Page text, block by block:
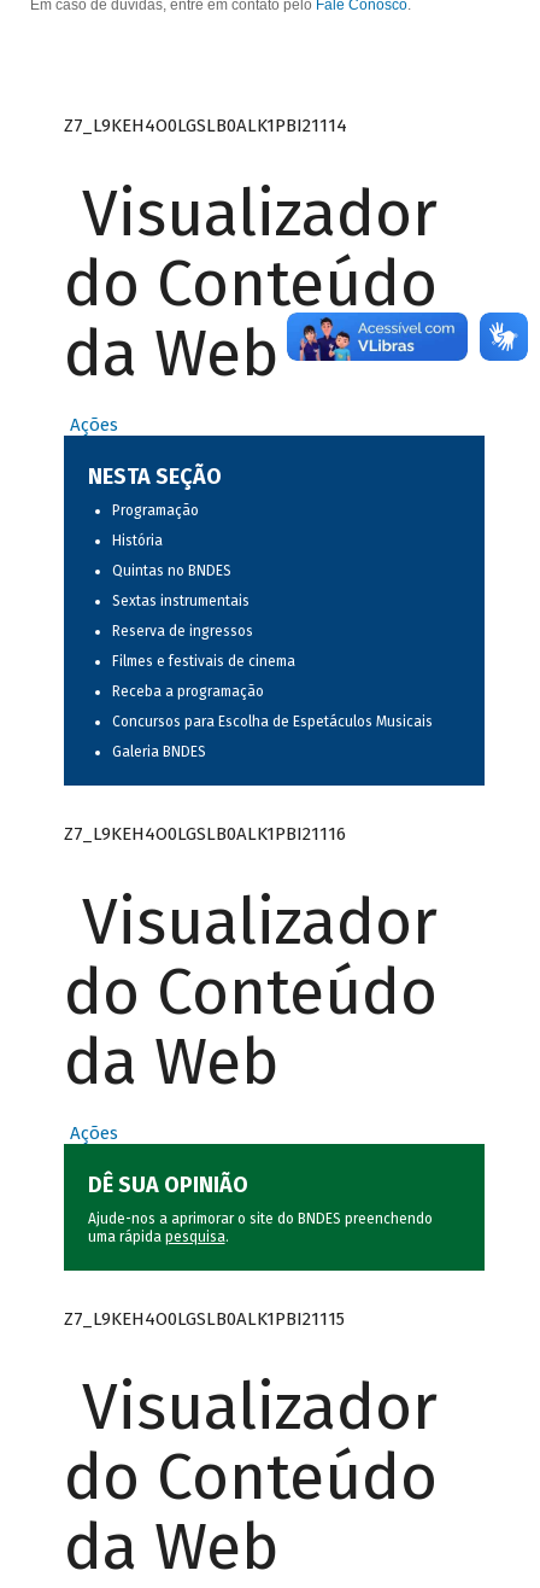
Em caso de dúvidas, entre em contato pelo Fale Conosco.
Z7_L9KEH4O0LGSLB0ALK1PBI21114
Visualizador
do Conteúdo
da Web
Ações
NESTA SEÇÃO
Programação
História
Quintas no BNDES
Sextas instrumentais
Reserva de ingressos
Filmes e festivais de cinema
Receba a programação
Concursos para Escolha de Espetáculos Musicais
Galeria BNDES
Z7_L9KEH4O0LGSLB0ALK1PBI21116
Visualizador
do Conteúdo
da Web
Ações
DÊ SUA OPINIÃO
Ajude-nos a aprimorar o site do BNDES preenchendo
uma rápida pesquisa.
Z7_L9KEH4O0LGSLB0ALK1PBI21115
Visualizador
do Conteúdo
da Web